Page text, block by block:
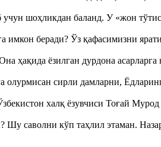
шоҳликдан баланд. У «жон
имкон беради? Ўз қафасимизни
ҳақида ёзилган дурдона
олурмисан сирли дамларни,
халқ ёзувчиси Тоғай
саволни кўп таҳлил этаман.